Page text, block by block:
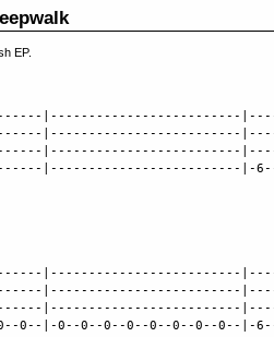
EP.
|-------------------------
|-------------------------
|-------------------------
|-------------------------|-
|-------------------------
|-------------------------
|-------------------------
0--|-0--0--0--0--0--0--0--0--|-